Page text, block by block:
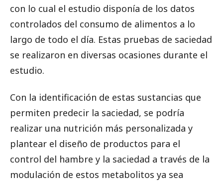
con lo cual el estudio disponía de los datos
controlados del consumo de alimentos a lo
largo de todo el día. Estas pruebas de saciedad
se realizaron en diversas ocasiones durante el
estudio.
Con la identificación de estas sustancias que
permiten predecir la saciedad, se podría
realizar una nutrición más personalizada y
plantear el diseño de productos para el
control del hambre y la saciedad a través de la
modulación de estos metabolitos ya sea